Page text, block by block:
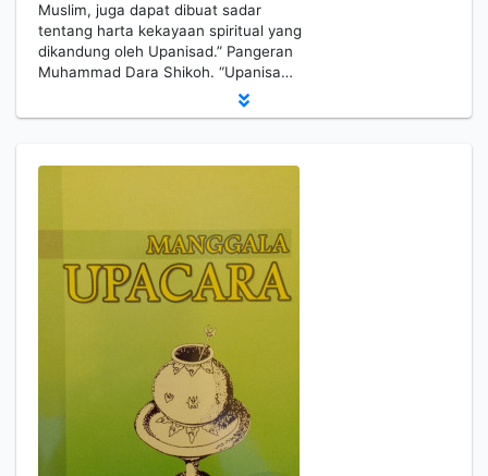
Muslim, juga dapat dibuat sadar
tentang harta kekayaan spiritual yang
dikandung oleh Upanisad.” Pangeran
Muhammad Dara Shikoh. “Upanisa…